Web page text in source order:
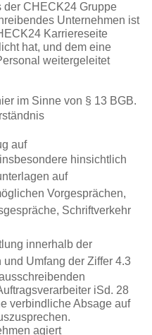
der CHECK24 Gruppe
Unternehmen ist
Karriereseite
hat, und dem eine
weitergeleitet
im Sinne von § 13 BGB.
auf
hinsichtlich
auf
Vorgesprächen,
Schriftverkehr
innerhalb der
Umfang der Ziffer 4.3
iSd. 28
verbindliche Absage auf
agiert